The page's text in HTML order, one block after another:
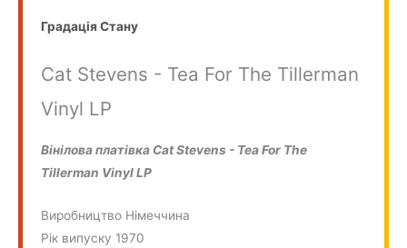
Градація Стану
Cat Stevens - Tea For The Tillerman
Vinyl LP
Вінілова платівка Cat Stevens - Tea For The
Tillerman Vinyl LP
Виробництво Німеччина
Рік випуску 1970